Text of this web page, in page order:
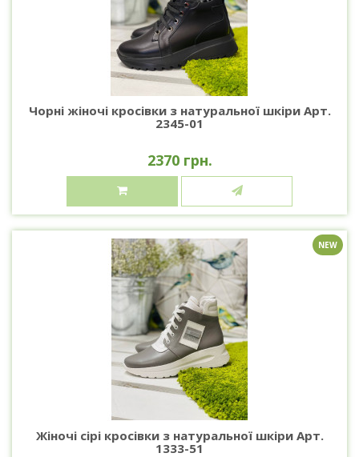
Чорні жіночі кросівки з натуральної шкіри Арт.
2345-01
2370 грн.
NEW
Жіночі сірі кросівки з натуральної шкіри Арт.
1333-51